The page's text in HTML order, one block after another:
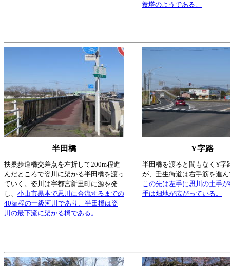
養塔のようである。
半田橋 Y字路
扶桑歩道橋交差点を左折して200m程進
んだところで姿川に架かる半田橋を渡っ
ていく。姿川は宇都宮新里町に源を発
し、 小山市黒本で思川に合流するまでの
40㎞程の一級河川であり、半田橋は姿
川の最下流に架かる橋である。
半田橋を渡ると間もなくY字
が、壬生街道は右手筋を進
この先は左手に思川の土手
手は畑地が広がっている。